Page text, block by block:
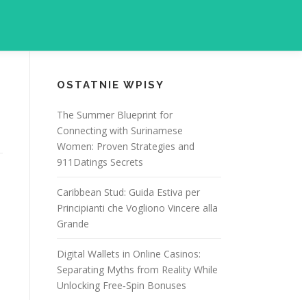
OSTATNIE WPISY
The Summer Blueprint for
Connecting with Surinamese
Women: Proven Strategies and
911Datings Secrets
Caribbean Stud: Guida Estiva per
Principianti che Vogliono Vincere alla
Grande
Digital Wallets in Online Casinos:
Separating Myths from Reality While
Unlocking Free‑Spin Bonuses